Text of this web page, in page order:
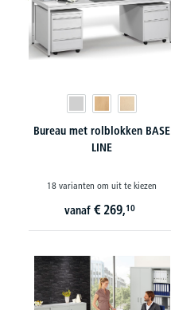
Bureau met rolblokken BASE
LINE
18 varianten om uit te kiezen
vanaf € 269,10